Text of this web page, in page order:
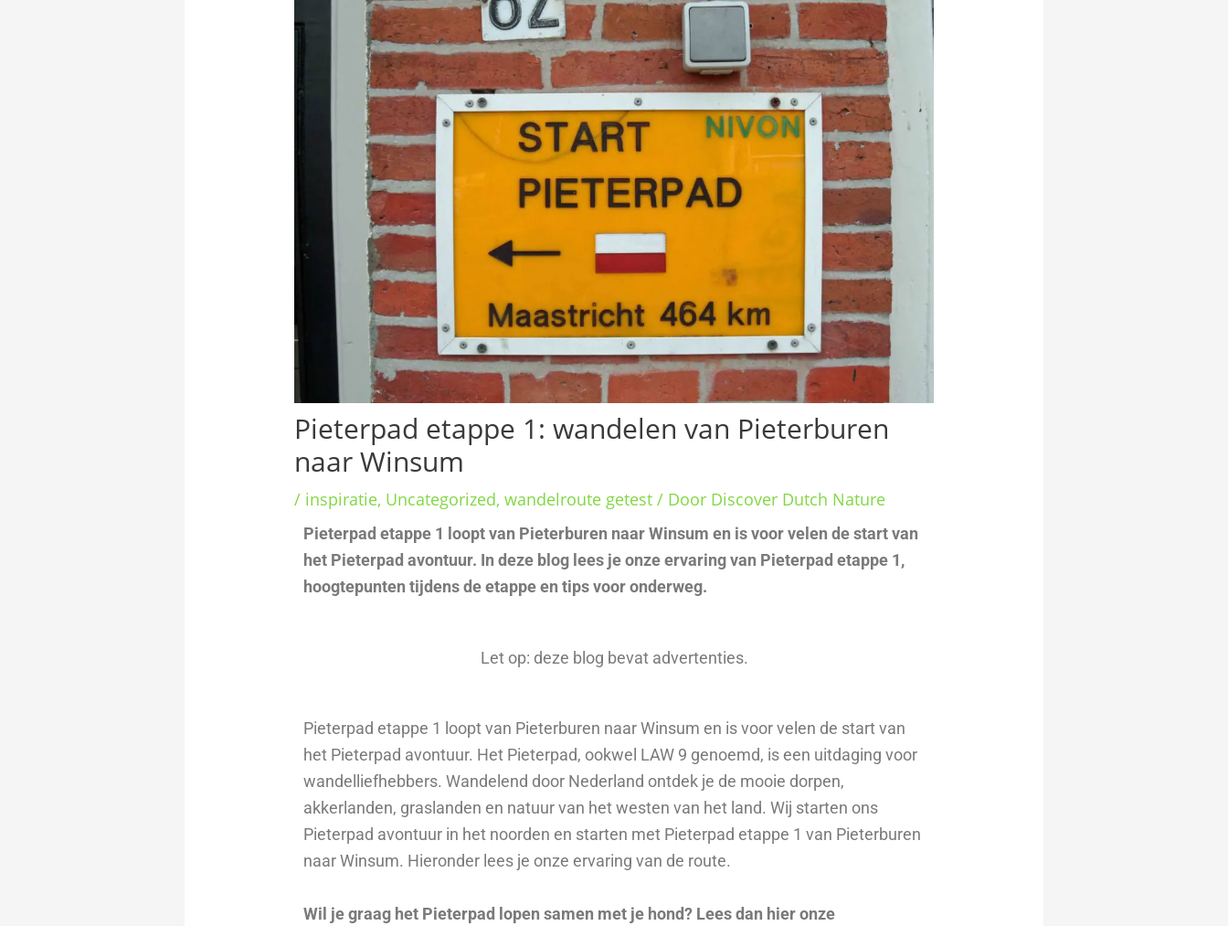
Pieterpad etappe 1: wandelen van Pieterburen
naar Winsum
/ inspiratie, Uncategorized,wandelroute getest / Door Discover Dutch Nature
Pieterpad etappe 1 loopt van Pieterburen naar Winsum en is voor velen de start van
het Pieterpad avontuur. In deze blog lees je onze ervaring van Pieterpad etappe 1,
hoogtepunten tijdens de etappe en tips voor onderweg.
Let op: deze blog bevat advertenties.
Pieterpad etappe 1 loopt van Pieterburen naar Winsum en is voor velen de start van
het Pieterpad avontuur. Het Pieterpad, ookwel LAW 9 genoemd, is een uitdaging voor
wandelliefhebbers. Wandelend door Nederland ontdek je de mooie dorpen,
akkerlanden, graslanden en natuur van het westen van het land. Wij starten ons
Pieterpad avontuur in het noorden en starten met Pieterpad etappe 1 van Pieterburen
naar Winsum. Hieronder lees je onze ervaring van de route.
Wil je graag het Pieterpad lopen samen met je hond? Lees dan hier onze